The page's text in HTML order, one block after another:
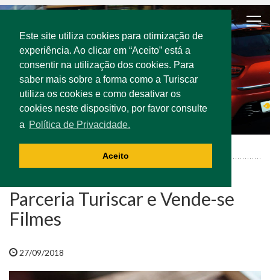
Este site utiliza cookies para otimização de
experiência. Ao clicar em “Aceito” está a
consentir na utilização dos cookies. Para
saber mais sobre a forma como a Turiscar
utiliza os cookies e como desativar os
cookies neste dispositivo, por favor consulte
a Política de Privacidade.
Aceito
Notícias Parceria Turiscar e Vende-se Filmes
Parceria Turiscar e Vende-se
Filmes
27/09/2018